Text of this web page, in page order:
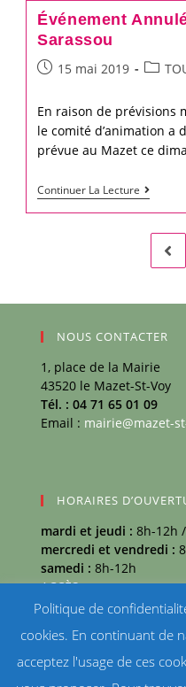
de
place
la
25
Mai
Événement
Sarassou
Post15 mai 2019
Post
En raison de prévisions
le comité d’animation a
prévue au Mazet ce
Continuer La Lecture
Go
NOUS CONTACTER
1, place de la Mairie
43520 le Mazet-St-Voy
Tél. : 04 71 65 01 09
Email : mairie@mazet-
HORAIRES
mardi et jeudi : 8h-12h
mercredi et vendredi :
samedi : 8h-12h
ACCÈS
MÉTÉO
Mazet-Saint-Voy
Politique de
cookies. En continuant de
acceptez l'usage de ces